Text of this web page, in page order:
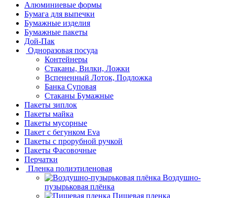
Алюминиевые формы
Бумага для выпечки
Бумажные изделия
Бумажные пакеты
Дой-Пак
Одноразовая посуда
Контейнеры
Стаканы, Вилки, Ложки
Вспененный Лоток, Подложка
Банка Суповая
Стаканы Бумажные
Пакеты зиплок
Пакеты майка
Пакеты мусорные
Пакет с бегунком Eva
Пакеты с прорубной ручкой
Пакеты Фасовочные
Перчатки
Пленка полиэтиленовая
Воздушно-
пузырьковая плёнка
Пищевая пленка